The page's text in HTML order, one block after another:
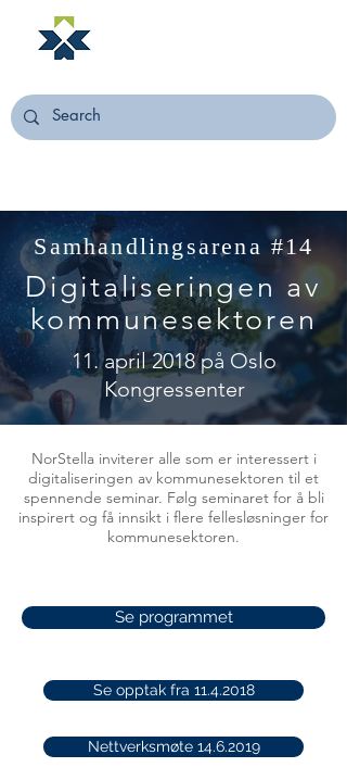
Samhandlingsarena #14
Digitaliseringen av
kommunesektoren
11. april 2018 på Oslo
Kongressenter
NorStella inviterer alle som er interessert i
digitaliseringen av kommunesektoren til et
spennende seminar. Følg seminaret for å bli
inspirert og få innsikt i flere fellesløsninger for
kommunesektoren.
Se programmet
Se opptak fra 11.4.2018
Nettverksmøte 14.6.2019